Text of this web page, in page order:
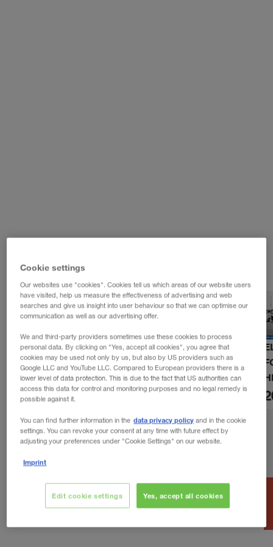
Cookie settings
Our websites use "cookies". Cookies tell us which areas of our website users
have visited, help us measure the effectiveness of advertising and web
searches and give us insight into user behaviour so that we can optimise our
communication as well as our advertising offer.
We and third-party providers sometimes use these cookies to process
personal data. By clicking on "Yes, accept all cookies", you agree that
cookies may be used not only by us, but also by US providers such as
Google LLC and YouTube LLC. Compared to European providers there is a
lower level of data protection. This is due to the fact that US authorities can
access this data for control and monitoring purposes and no legal remedy is
possible against it.
You can find further information in the data privacy policy and in the cookie
settings. You can revoke your consent at any time with future effect by
adjusting your preferences under "Cookie Settings" on our website.
Imprint
Yes, accept all cookies
Edit cookie settings